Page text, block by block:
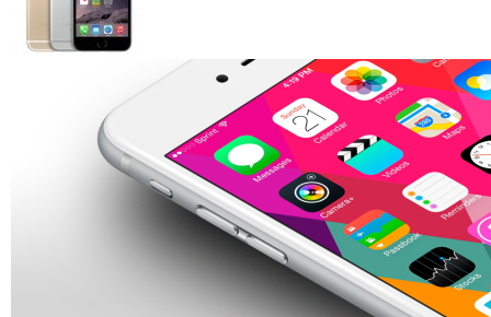
ASSISTANCE DÉPANNAGE INFORMATIQUE À DISTANCE
ZONE DE DÉPLACEMENT
RÉPARATION DE PC À DOMICILE